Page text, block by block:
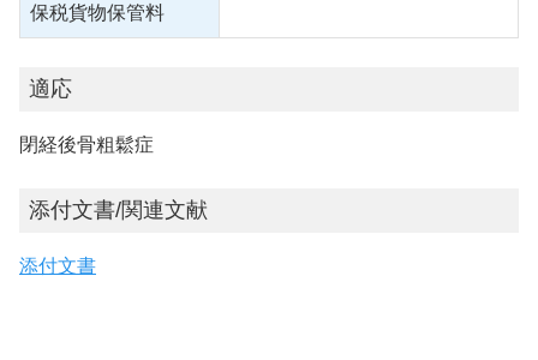
保税貨物保管料
適応
閉経後骨粗鬆症
添付文書/関連文献
添付文書